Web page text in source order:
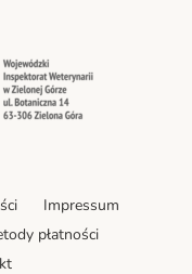
Security
Impressum
płatności